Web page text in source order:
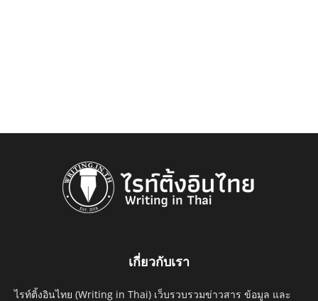
เกี่ยวกับเรา
ไรท์ติ้งอินไทย (Writing in Thai) เว็บรวบรวมข่าวสาร ข้อมูล และ